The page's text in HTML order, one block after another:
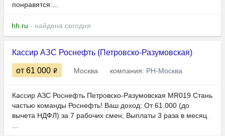
понравятся:...
hh.ru - найдена сегодня
Кассир АЗС Роснефть (Петровско-Разумовская)
от 61 000 Москва компания: РН-Москва
Кассир АЗС Роснефть Петровско-Разумовская MR019 Стань
частью команды Роснефть! Ваш доход: От 61.000 (до
вычета НДФЛ) за 7 рабочих смен; Выплаты 3 раза в месяц.
...